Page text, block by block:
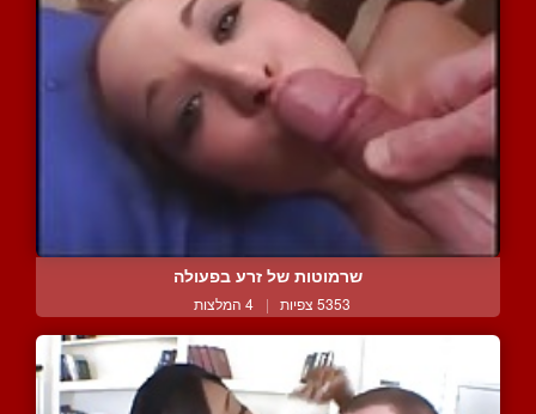
שרמוטות של זרע בפעולה
5353 צפיות | 4 המלצות